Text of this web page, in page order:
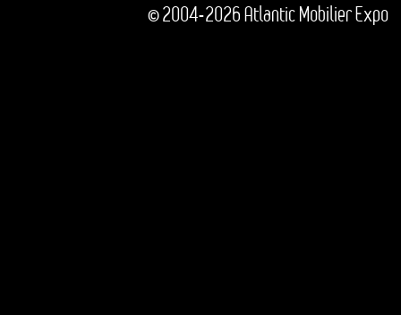
© 2004-2026 Atlantic Mobilier Expo